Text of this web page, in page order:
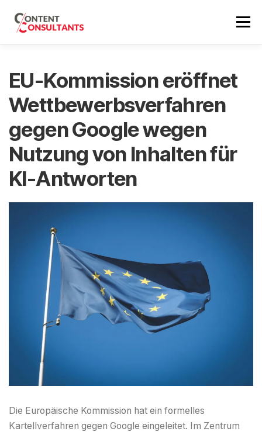
Inhalt
springen
Menü
ÜBER MICH SEO NEWS ERSTGESPRÄCH
EN
EU-Kommission eröffnet
Wettbewerbsverfahren
gegen Google wegen
Nutzung von Inhalten für
KI-Antworten
Die Europäische Kommission hat ein formelles
Kartellverfahren gegen Google eingeleitet. Im Zentrum